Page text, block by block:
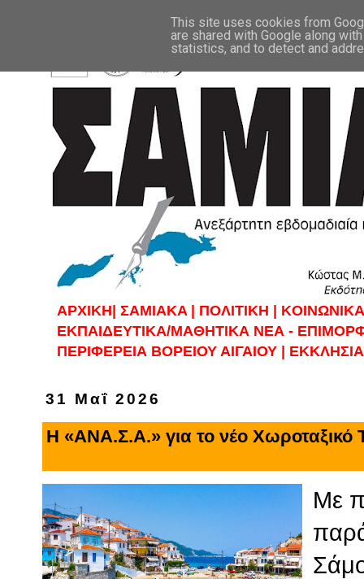
ΑΡΧΙΚΗ| ΣAMIAKA | ΠΟΛΙΤΙΚΗ |
ΕΚΠΑΙΔΕΥΤΙΚΑ/ΜΑΘΗΤΙΚΑ ΝΕΑ -
ΠΕΡΙΦΕΡΕΙΑ ΒΟΡΕΙΟΥ ΑΙΓΑΙΟΥ |
31 Μαΐ 2026
Η «ΑΝΑ.Σ.Α.» για το νέο Χωροταξικό
Με
This site uses cookies from
are shared with Google along
statistics, and to detect and